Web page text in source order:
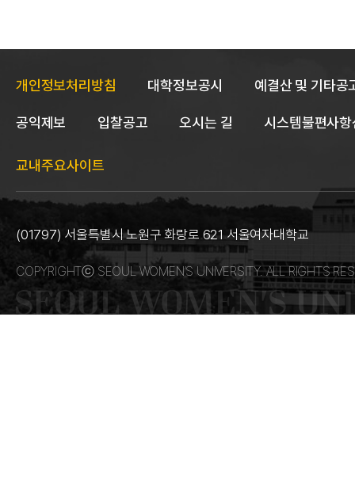
개인정보처리방침 대학정보공시 예결산 및 기타공
공익제보 입찰공고 오시는 길 시스템불편사
교내주요사이트
(01797) 서울특별시 노원구 화랑로 621 서울여자대학교
COPYRIGHTⓒ SEOUL WOMEN’S UNIVERSITY. ALL RIGHTS